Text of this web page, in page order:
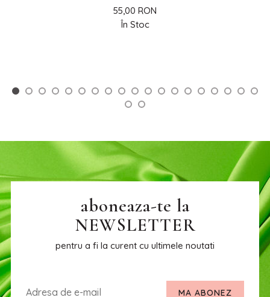
55,00 RON
În Stoc
aboneaza-te la
NEWSLETTER
pentru a fi la curent cu ultimele noutati
MA ABONEZ